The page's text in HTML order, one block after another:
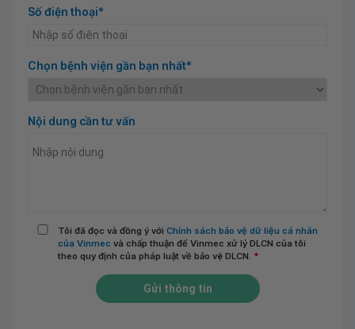
Số điện thoại*
Chọn bệnh viện gần bạn nhất*
Nội dung cần tư vấn
Tôi đã đọc và đồng ý với Chính sách bảo vệ dữ liệu cá nhân
của Vinmec và chấp thuận để Vinmec xử lý DLCN của tôi
theo quy định của pháp luật về bảo vệ DLCN. *
Gửi thông tin